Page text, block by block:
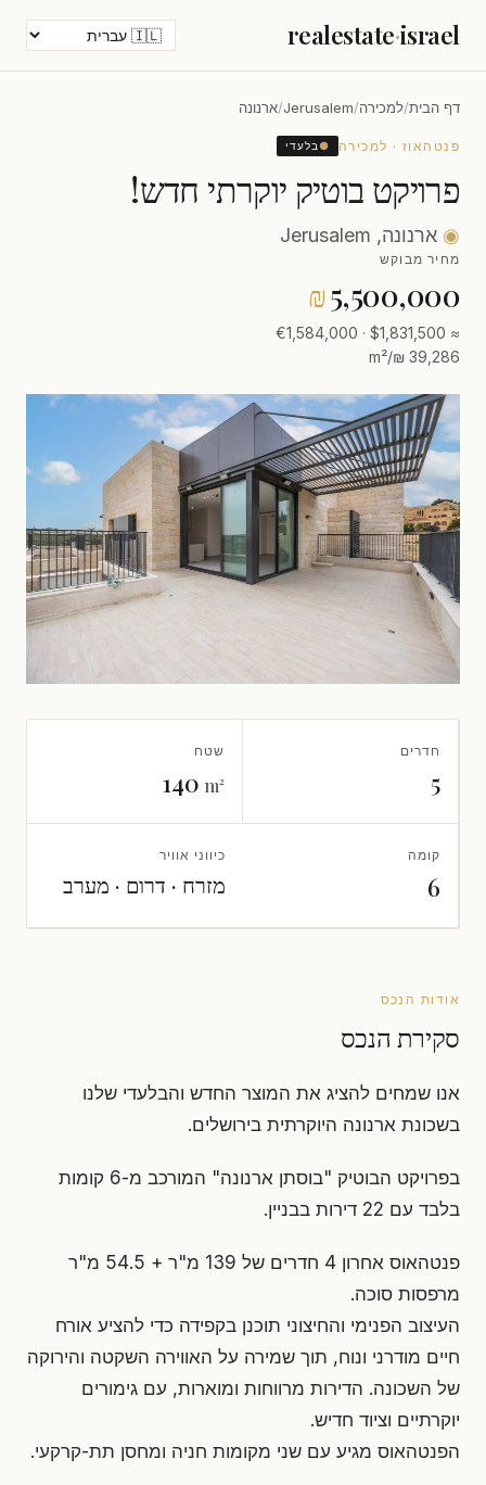
realestate·israel
דף הבית/למכירה/
Jerusalem
/ארנונה
פנטהאוז · למכירה ● בלעדי
פרויקט בוטיק יוקרתי חדש!
◉ ארנונה, Jerusalem
מחיר מבוקש
₪5,500,000
≈ $1,831,500 · €1,584,000
39,286 ₪/m²
חדרים
5
שטח
140 m²
קומה
6
כיווני אוויר
מזרח · דרום · מערב
אודות הנכס
סקירת הנכס
אנו שמחים להציג את המוצר החדש והבלעדי שלנו
בשכונת ארנונה היוקרתית בירושלים.
בפרויקט הבוטיק "בוסתן ארנונה" המורכב מ-6 קומות
בלבד עם 22 דירות בבניין.
פנטהאוס אחרון 4 חדרים של 139 מ"ר + 54.5 מ"ר
מרפסות סוכה.
העיצוב הפנימי והחיצוני תוכנן בקפידה כדי להציע אורח
חיים מודרני ונוח, תוך שמירה על האווירה השקטה והירוקה
של השכונה. הדירות מרווחות ומוארות, עם גימורים
יוקרתיים וציוד חדיש.
הפנטהאוס מגיע עם שני מקומות חניה ומחסן תת-קרקעי.